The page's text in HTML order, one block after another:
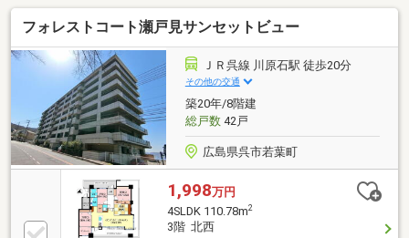
に生活できます。■ L型で南西向きのワイドバルコニ
ーなので、開放感があり陽当たり良好です。■ 全居
室6.0帖以上なので居室として充分です。■ 売主が業
者なので、設備等保証がつくので安心です。（有期
限）【支払例】借入金額 1，980万円 の場合■ 支
払金額 月額 55，203円（ボーナス払いなし）※ 金
利 0.925%（変動）期間35年の場合（ 購入時の諸費
用、月々の各種費用必要。）
フォレストコート瀬戸見サンセットビュー
ＪＲ呉線 川原石駅 徒歩20分
その他の交通
築20年/8階建
総戸数42戸
広島県呉市若葉町
1,998万円
4SLDK 110.78m2
3階 北西